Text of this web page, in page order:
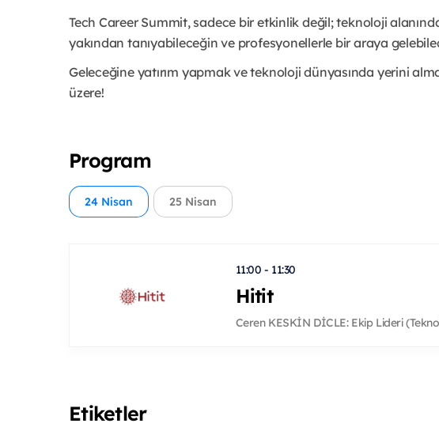
Tech Career Summit, sadece bir etkinlik değil; teknoloji
yakından tanıyabileceğin ve profesyonellerle bir araya
Geleceğine yatırım yapmak ve teknoloji dünyasında yerini
üzere!
Program
24 Nisan 25 Nisan
11:00 - 11:30
Hitit
Ceren KESKİN DİCLE: Ekip Lideri
Etiketler